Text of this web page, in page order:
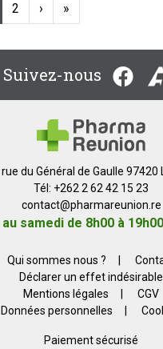
2 › »
Suivez-nous
rue du Général de Gaulle 97420
Tél: +262 2 62 42 15 23
contact@pharmareunion.re
au samedi de 8h00 à
Qui sommes nous ?
Déclarer un effet indésirable
Mentions légales
CGV
Données personnelles
Paiement sécurisé